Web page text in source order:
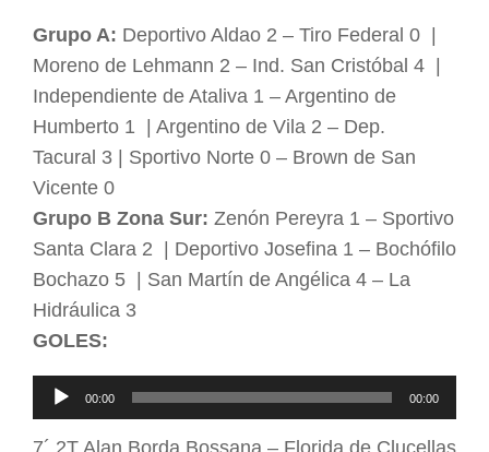
Grupo A: Deportivo Aldao 2 – Tiro Federal 0 |
Moreno de Lehmann 2 – Ind. San Cristóbal 4 |
Independiente de Ataliva 1 – Argentino de
Humberto 1 | Argentino de Vila 2 – Dep.
Tacural 3 | Sportivo Norte 0 – Brown de San
Vicente 0
Grupo B Zona Sur: Zenón Pereyra 1 – Sportivo
Santa Clara 2 | Deportivo Josefina 1 – Bochófilo
Bochazo 5 | San Martín de Angélica 4 – La
Hidráulica 3
GOLES:
Reproductor
de
00:00 00:00
7´ 2T Alan Borda Bossana – Florida de Clucellas